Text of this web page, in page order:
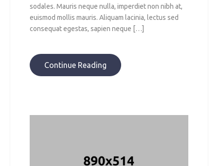
sodales. Mauris neque nulla, imperdiet non nibh at,
euismod mollis mauris. Aliquam lacinia, lectus sed
consequat egestas, sapien neque […]
Continue Reading